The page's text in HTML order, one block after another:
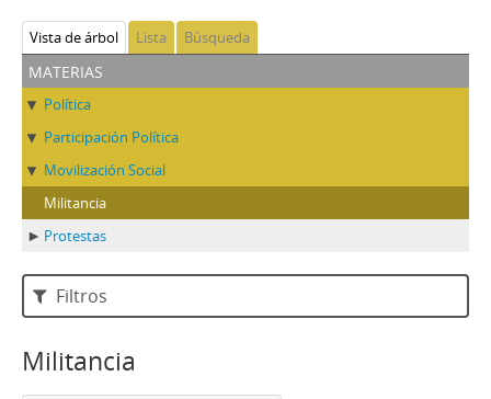
Vista de árbol Lista Búsqueda
materias
Política
Participación Política
Movilización Social
Militancia
Protestas
Filtros
Militancia